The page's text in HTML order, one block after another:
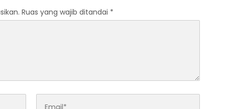
Ruas yang wajib ditandai *